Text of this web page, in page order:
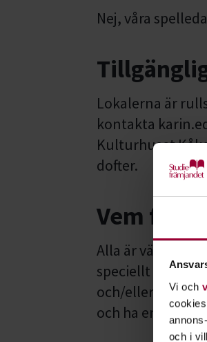
Vi och
och i
Nej, våra
Lokalerna är
kontakta
Kulturhuset
dofter.
Vem får
Alla är
speciellt
och/eller har en
och ha en vuxen